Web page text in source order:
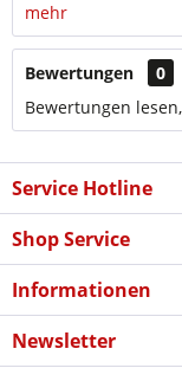
mehr
Bewertungen
0
Bewertungen
Service Hotline
Shop Service
Informationen
Newsletter